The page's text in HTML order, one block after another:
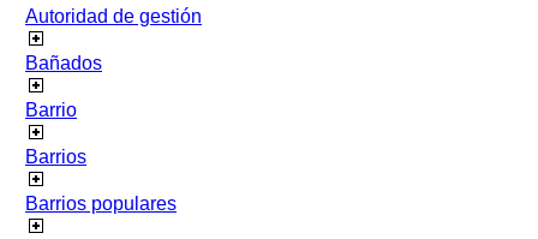
Autoridad de gestión
Bañados
Barrio
Barrios
Barrios populares